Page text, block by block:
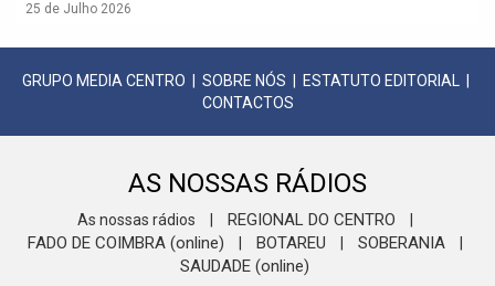
25 de Julho 2026
GRUPO MEDIA CENTRO SOBRE NÓS ESTATUTO EDITORIAL
CONTACTOS
AS NOSSAS RÁDIOS
As nossas rádios REGIONAL DO CENTRO
FADO DE COIMBRA (online) BOTAREU SOBERANIA
SAUDADE (online)